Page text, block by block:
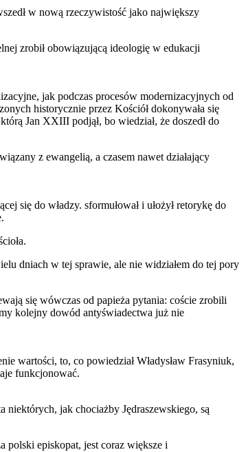
w nową rzeczywistość jako największy
zrobił obowiązującą ideologię w edukacji
jak podczas procesów modernizacyjnych od
historycznie przez Kościół dokonywała się
Jan XXIII podjął, bo wiedział, że doszedł do
z ewangelią, a czasem nawet działający
się do władzy. sformułował i ułożył retorykę do
dniach w tej sprawie, ale nie widziałem do tej pory
się wówczas od papieża pytania: coście zrobili
kolejny dowód antyświadectwa już nie
wartości, to, co powiedział Władysław Frasyniuk,
funkcjonować.
niektórych, jak chociażby Jędraszewskiego, są
polski episkopat, jest coraz większe i